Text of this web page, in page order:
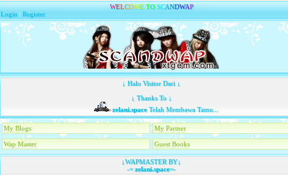
WELCOME TO SCANDWAP
Login |Register
↓ Halo Visitor Dari ↓
↓ Thanks To ↓
zelani.spaceTelah Membawa Tamu...
My Blogs My Partner
Wap Master Guest Books
↓WAPMASTER BY↓
-=zelani.space=-